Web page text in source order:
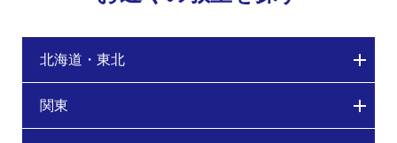
北海道・東北
関東